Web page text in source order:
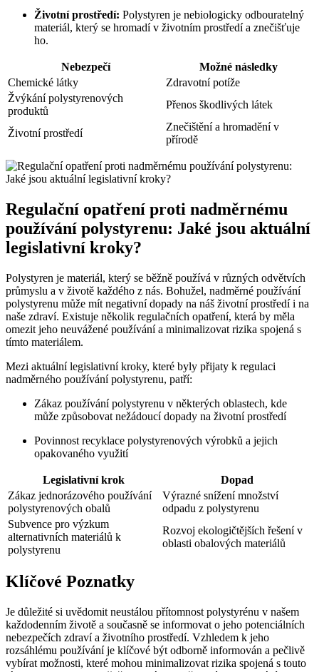
Životní prostředí: Polystyren je nebiologicky odbouratelný
materiál, který se hromadí v životním prostředí a znečišťuje
ho.
Nebezpečí
Možné následky
Chemické látky
Zdravotní potíže
Žvýkání polystyrenových
produktů
Přenos škodlivých látek
Životní prostředí
Znečištění a hromadění v
přírodě
Regulační opatření proti nadměrnému
používání polystyrenu: Jaké jsou aktuální
legislativní kroky?
Polystyren je materiál, který se běžně používá v různých odvětvích
průmyslu a v životě každého z nás. Bohužel, nadměrné používání
polystyrenu může mít negativní dopady na náš životní prostředí i na
naše zdraví. Existuje několik regulačních opatření, která by měla
omezit jeho neuvážené používání a minimalizovat rizika spojená s
tímto materiálem.
Mezi aktuální legislativní kroky, které byly přijaty k regulaci
nadměrného používání polystyrenu, patří:
Zákaz používání polystyrenu v některých oblastech, kde
může způsobovat nežádoucí dopady na životní prostředí
Povinnost recyklace polystyrenových výrobků a jejich
opakovaného využití
Legislativní krok
Dopad
Zákaz jednorázového používání
polystyrenových obalů
Výrazné snížení množství
odpadu z polystyrenu
Subvence pro výzkum
alternativních materiálů k
polystyrenu
Rozvoj ekologičtějších řešení v
oblasti obalových materiálů
Klíčové Poznatky
Je důležité si uvědomit neustálou přítomnost polystyrénu v našem
každodenním životě a současně se informovat o jeho potenciálních
nebezpečích zdraví a životního prostředí. Vzhledem k jeho
rozsáhlému používání je klíčové být odborně informován a pečlivě
vybírat možnosti, které mohou minimalizovat rizika spojená s touto